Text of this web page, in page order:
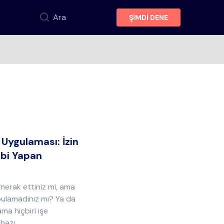
Ara ŞİMDİ DENE
İzin
Yapan
ettiniz mi, ama
mı? Ya da
hiçbiri işe